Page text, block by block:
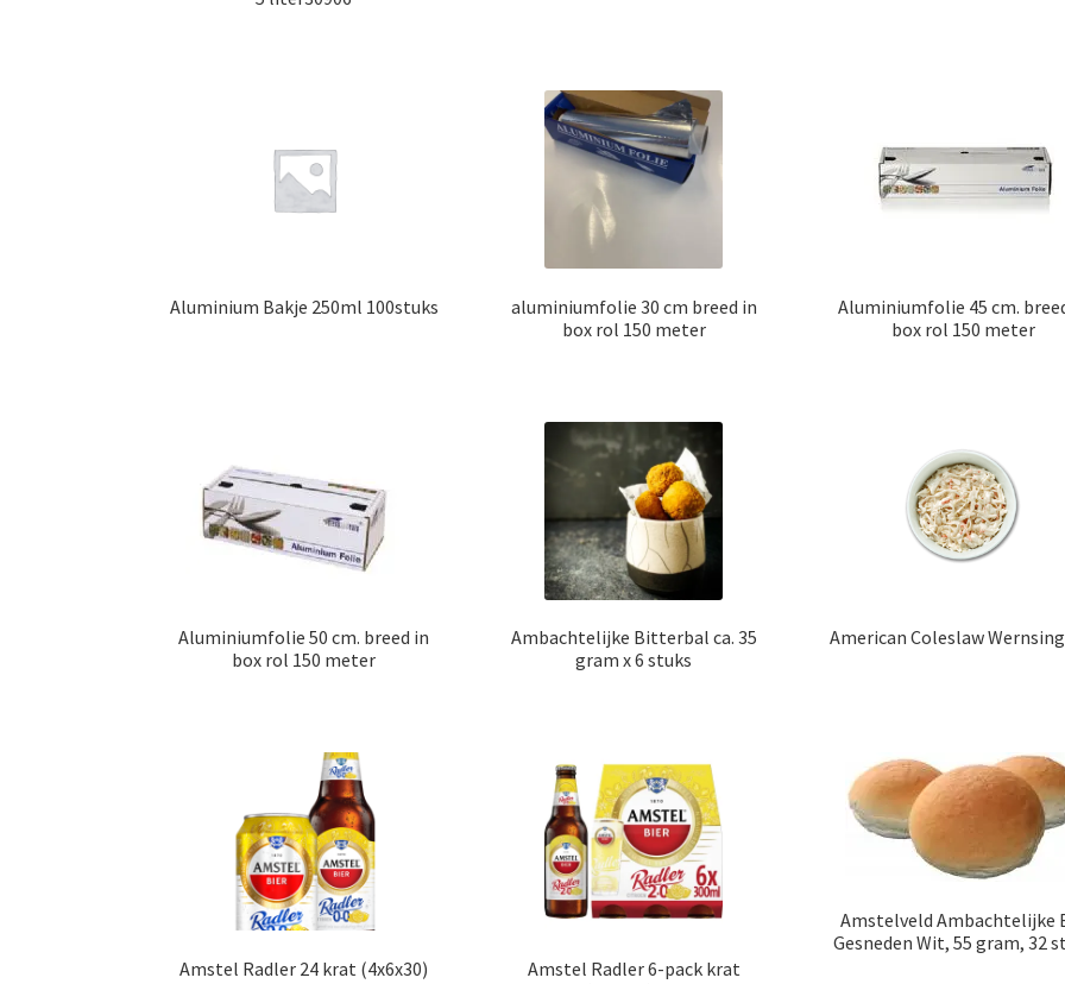
Aluminium Bakje 250ml 100stuks
aluminiumfolie 30 cm breed in
box rol 150 meter
Aluminiumfolie 45 cm.
box rol 150 meter
Aluminiumfolie 50 cm. breed in
box rol 150 meter
Ambachtelijke Bitterbal ca. 35
gram x 6 stuks
American Coleslaw
Amstel Radler 24 krat (4x6x30)
Amstel Radler 6-pack krat
Amstelveld Ambachtelijke
Gesneden Wit, 55 gram, 32